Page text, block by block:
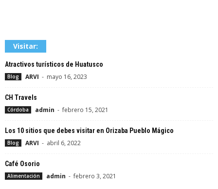
Visitar:
Atractivos turísticos de Huatusco
Blog ARVI - mayo 16, 2023
CH Travels
Córdoba admin - febrero 15, 2021
Los 10 sitios que debes visitar en Orizaba Pueblo Mágico
Blog ARVI - abril 6, 2022
Café Osorio
Alimentación admin - febrero 3, 2021